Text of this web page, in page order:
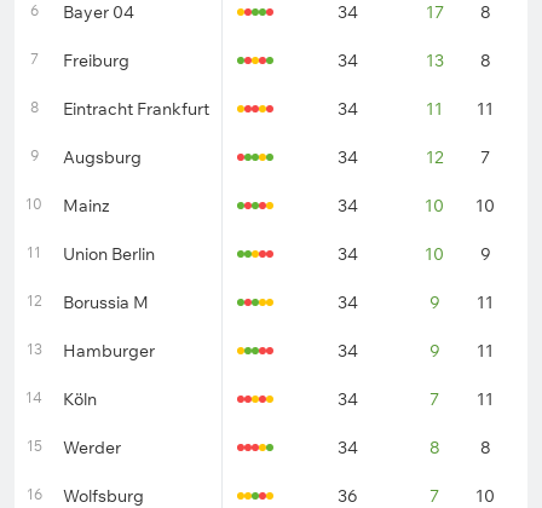
6 Bayer 04 34 17 8
7 Freiburg 34 13 8
8 Eintracht Frankfurt 34 11 11
9 Augsburg 34 12 7
10 Mainz 34 10 10
11 Union Berlin 34 10 9
12 Borussia M 34 9 11
13 Hamburger 34 9 11
14 Köln 34 7 11
15 Werder 34 8 8
16 Wolfsburg 36 7 10